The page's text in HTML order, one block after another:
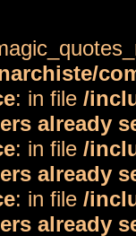
: in file /
already
: in file /
already
: in file /
already